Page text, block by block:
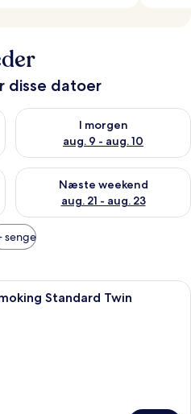
disse datoer
8 - aug. 9
I morgen
aug. 9 - aug. 10
Tjek tilgængelighed for i
aug. 14 - aug. 16
Næste weekend
aug. 21 - aug. 23
Tjek tilgængelighed for næste
senge
Et hotelværelse med to senge, en
Standard Twin